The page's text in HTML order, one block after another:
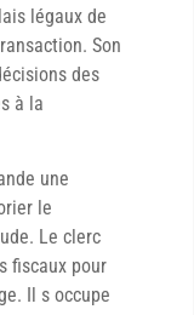
légaux de
Son
des
à la
une
le
Le clerc
fiscaux pour
Il s occupe